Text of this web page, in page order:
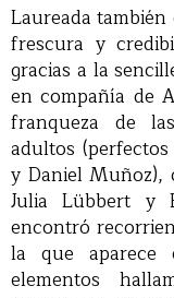
Laureada
frescura y
gracias a la
en compañía de
franqueza de
adultos
y Daniel Muñoz),
Julia Lübbert y
encontró
la que aparece
elementos